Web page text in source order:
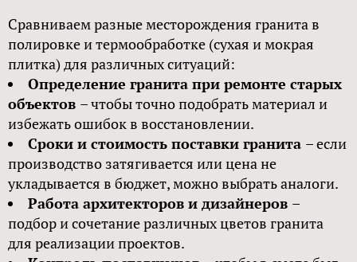
Сравниваем разные месторождения гранита в
полировке и термообработке (сухая и мокрая
плитка) для различных ситуаций:
Определение гранита при ремонте старых
объектов – чтобы точно подобрать материал и
избежать ошибок в восстановлении.
Сроки и стоимость поставки гранита – если
производство затягивается или цена не
укладывается в бюджет, можно выбрать аналоги.
Работа архитекторов и дизайнеров –
подбор и сочетание различных цветов гранита
для реализации проектов.